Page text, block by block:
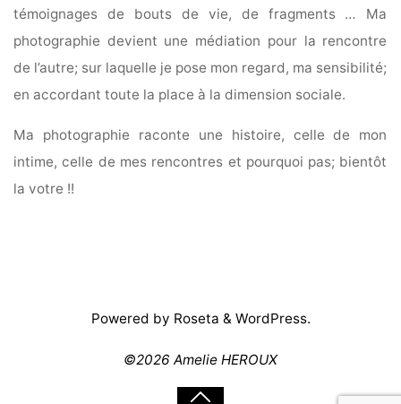
témoignages de bouts de vie, de fragments … Ma
photographie devient une médiation pour la rencontre
de l’autre; sur laquelle je pose mon regard, ma sensibilité;
en accordant toute la place à la dimension sociale.
Ma photographie raconte une histoire, celle de mon
intime, celle de mes rencontres et pourquoi pas; bientôt
la votre !!
Powered by Roseta & WordPress.
©2026 Amelie HEROUX